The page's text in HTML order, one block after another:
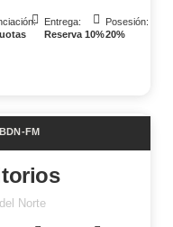
Entrega:
Reserva 10%
Posesión:
20%
FM
Norte